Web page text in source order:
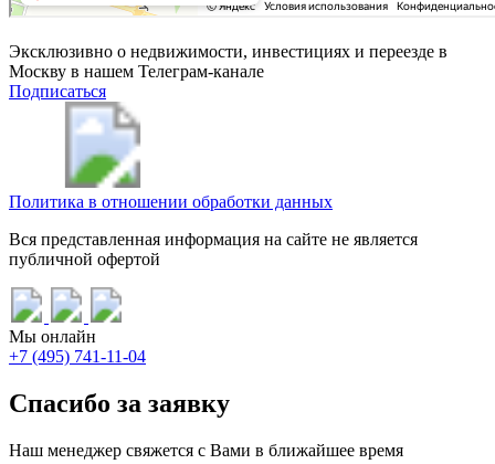
Эксклюзивно о недвижимости, инвестициях и переезде в
Москву в нашем Телеграм-канале
Подписаться
Политика в отношении обработки данных
Вся представленная информация на сайте не является
публичной офертой
Мы онлайн
+7 (495) 741-11-04
Спасибо за заявку
Наш менеджер свяжется с Вами в ближайшее время